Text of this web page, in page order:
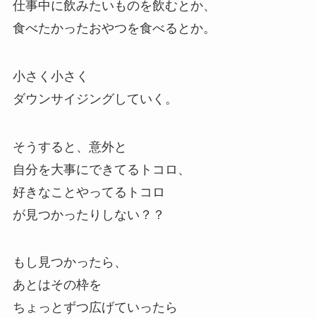
仕事中に飲みたいものを飲むとか、
食べたかったおやつを食べるとか。
小さく小さく
ダウンサイジングしていく。
そうすると、意外と
自分を大事にできてるトコロ、
好きなことやってるトコロ
が見つかったりしない？？
もし見つかったら、
あとはその枠を
ちょっとずつ広げていったら